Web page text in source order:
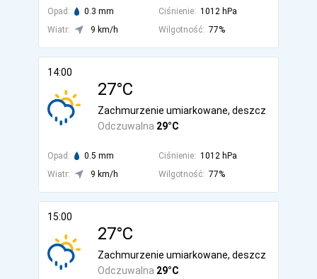
Opad: 0.3 mm Ciśnienie: 1012 hPa
Wiatr:
9 km/h Wilgotność: 77%
14:00
27°C
Odczuwalna 29°C
Zachmurzenie umiarkowane, deszcz
Opad: 0.5 mm Ciśnienie: 1012 hPa
Wiatr:
9 km/h Wilgotność: 77%
15:00
27°C
Odczuwalna 29°C
Zachmurzenie umiarkowane, deszcz